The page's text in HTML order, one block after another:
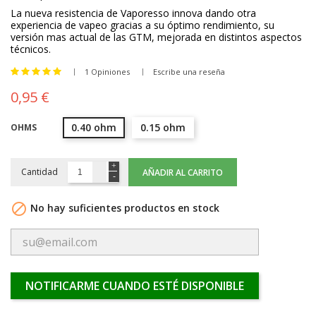
La nueva resistencia de Vaporesso innova dando otra
experiencia de vapeo gracias a su óptimo rendimiento, su
versión mas actual de las GTM, mejorada en distintos aspectos
técnicos.
1 Opiniones Escribe una reseña
0,95 €
OHMS 0.40 ohm 0.15 ohm
Cantidad AÑADIR AL CARRITO
 No hay suficientes productos en stock
NOTIFICARME CUANDO ESTÉ DISPONIBLE